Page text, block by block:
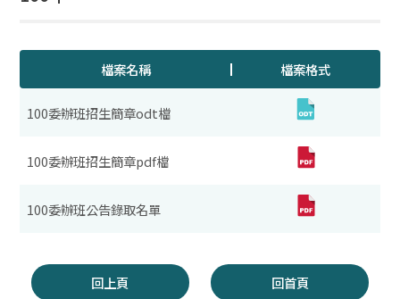
檔案名稱 檔案格式
100委辦班招生簡章odt檔
100委辦班招生簡章pdf檔
100委辦班公告錄取名單
回上頁 回首頁